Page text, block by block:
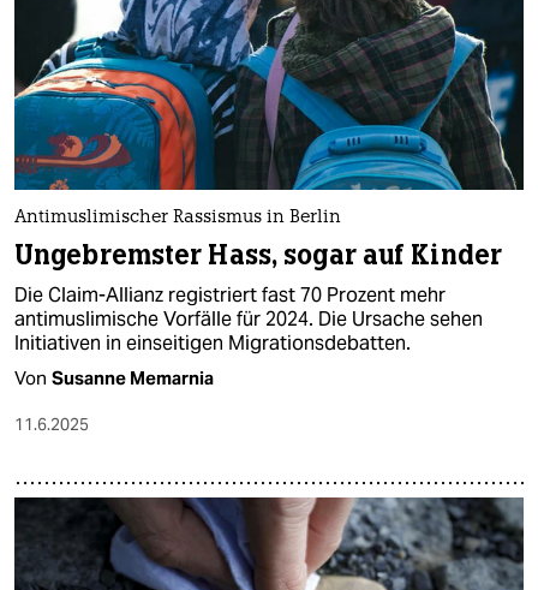
Antimuslimischer Rassismus in Berlin
Ungebremster Hass, sogar auf Kinder
Die Claim-Allianz registriert fast 70 Prozent mehr
antimuslimische Vorfälle für 2024. Die Ursache sehen
Initiativen in einseitigen Migrationsdebatten.
Von Susanne Memarnia
11.6.2025